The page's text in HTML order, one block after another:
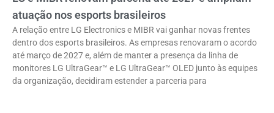
atuação nos esports brasileiros
A relação entre LG Electronics e MIBR vai ganhar novas frentes
dentro dos esports brasileiros. As empresas renovaram o acordo
até março de 2027 e, além de manter a presença da linha de
monitores LG UltraGear™ e LG UltraGear™ OLED junto às equipes
da organização, decidiram estender a parceria para